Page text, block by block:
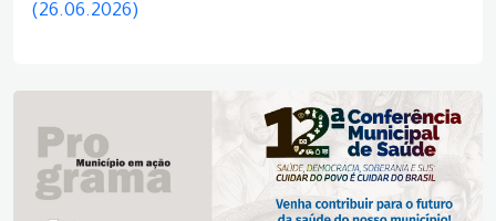
(26.06.2026)